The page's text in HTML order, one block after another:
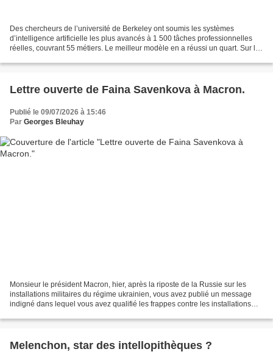
Des chercheurs de l’université de Berkeley ont soumis les systèmes
d’intelligence artificielle les plus avancés à 1 500 tâches professionnelles
réelles, couvrant 55 métiers. Le meilleur modèle en a réussi un quart. Sur les
Lettre ouverte de Faina Savenkova à Macron.
Publié le 09/07/2026 à 15:46
Par Georges Bleuhay
Monsieur le président Macron, hier, après la riposte de la Russie sur les
installations militaires du régime ukrainien, vous avez publié un message
indigné dans lequel vous avez qualifié les frappes contre les installations
Melenchon, star des intellopithèques ?